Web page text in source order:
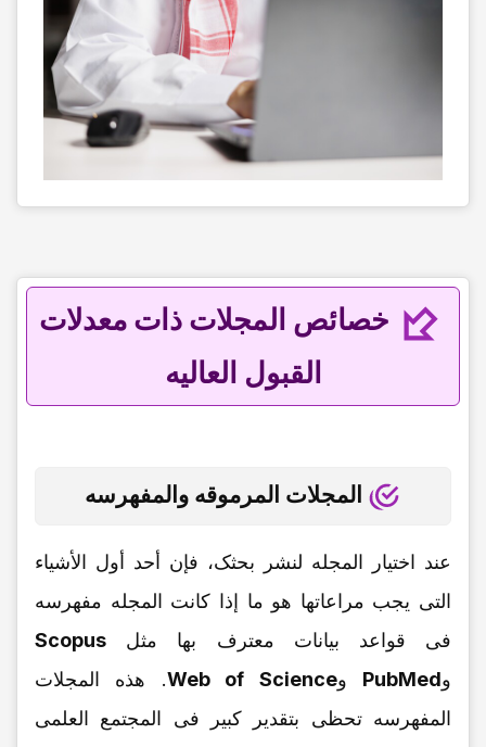
خصائص المجلات ذات معدلات
القبول العالیه
المجلات المرموقه والمفهرسه
عند اختیار المجله لنشر بحثک، فإن أحد أول الأشیاء
التی یجب مراعاتها هو ما إذا کانت المجله مفهرسه
فی قواعد بیانات معترف بها مثل Scopus
وPubMed وWeb of Science. هذه المجلات
المفهرسه تحظى بتقدیر کبیر فی المجتمع العلمی